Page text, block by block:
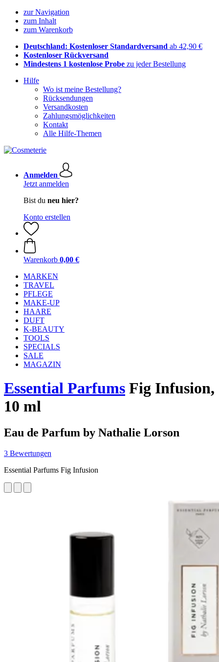
zur Navigation
zum Inhalt
zum Warenkorb
Deutschland: Kostenloser Standardversand ab 42,90 €
Kostenloser Rückversand
Mindestens 1 kostenlose Probe zu jeder Bestellung
Hilfe
Wo ist meine Bestellung?
Rücksendungen
Versandkosten
Zahlungsmöglichkeiten
Kontakt
Alle Hilfe-Themen
Anmelden
Jetzt anmelden
Bist du neu hier?
Konto erstellen
Warenkorb 0,00 €
MARKEN
TRAVEL
PFLEGE
MAKE-UP
HAARE
DUFT
K-BEAUTY
TOOLS
SPECIALS
SALE
MAGAZIN
Essential Parfums Fig Infusion,
10 ml
Eau de Parfum by Nathalie Lorson
3 Bewertungen
Essential Parfums Fig Infusion